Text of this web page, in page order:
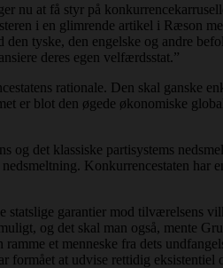
nu at få styr på
i en glimrende artikel i Ræson
tyske, den engelske og andre
deres egen velfærdsstat.”
rationale. Den skal ganske
er blot den øgede økonomiske
og det klassiske partisystems
Konkurrencestaten
statslige garantier mod tilværelsens
og det skal man også, mente
et menneske fra dets
formået at udvise rettidig